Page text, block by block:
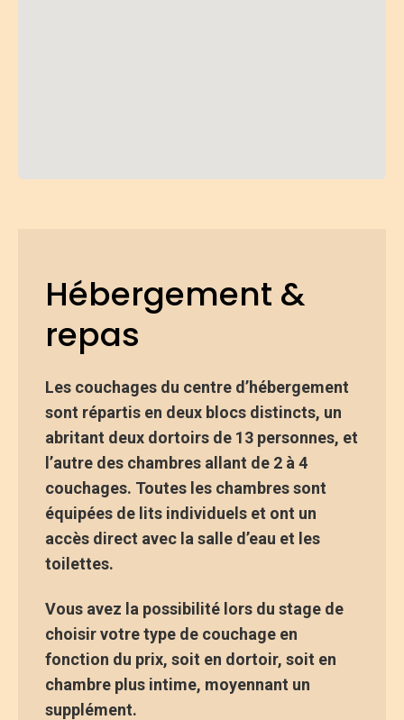
Hébergement &
repas
Les couchages du centre d’hébergement
sont répartis en deux blocs distincts, un
abritant deux dortoirs de 13 personnes, et
l’autre des chambres allant de 2 à 4
couchages. Toutes les chambres sont
équipées de lits individuels et ont un
accès direct avec la salle d’eau et les
toilettes.
Vous avez la possibilité lors du stage de
choisir votre type de couchage en
fonction du prix, soit en dortoir, soit en
chambre plus intime, moyennant un
supplément.